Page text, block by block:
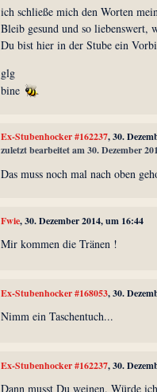
ich schließe mich den Worten
Bleib gesund und so liebenswert,
Du bist hier in der Stube ein
glg
bine
Ex-Stubenhocker #162237, 30.
zuletzt bearbeitet am 30. Dezember
Das muss noch mal nach oben
Fwie, 30. Dezember 2014, um 16:44
Mir kommen die Tränen !
Ex-Stubenhocker #168053, 30.
Nimm ein Taschentuch...
Ex-Stubenhocker #162237, 30.
Dann musst Du weinen. Würde